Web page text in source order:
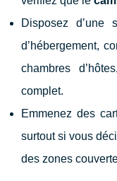
Disposez d’une
d’hébergement,
chambres
complet.
Emmenez des
surtout si vous
des zones